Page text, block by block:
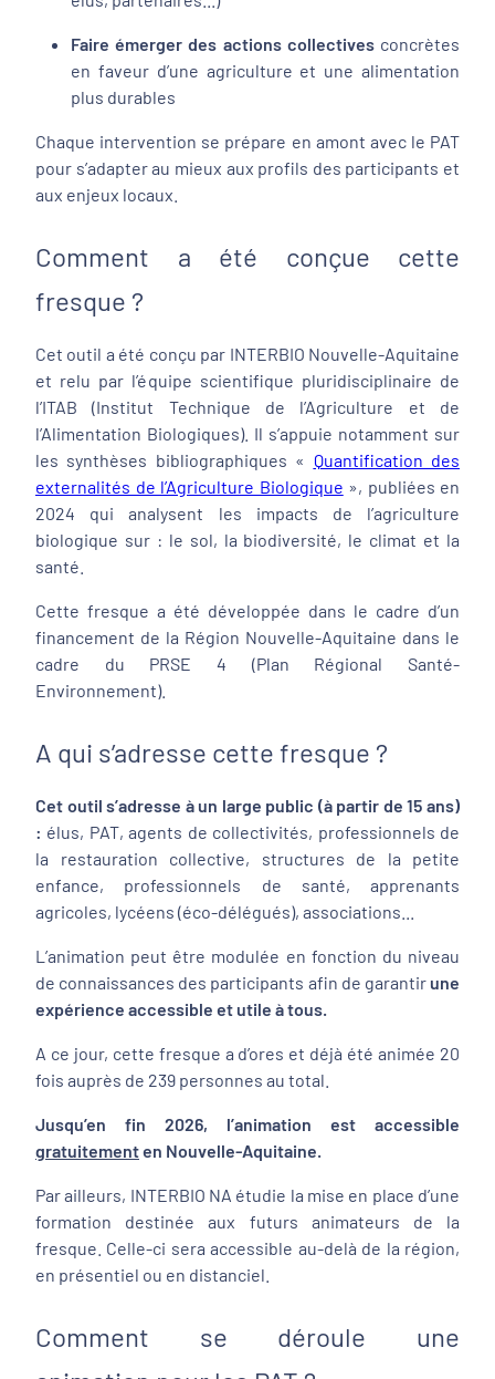
Faire émerger des actions collectives concrètes
en faveur d’une agriculture et une alimentation
plus durables
Chaque intervention se prépare en amont avec le PAT
pour s’adapter au mieux aux profils des participants et
aux enjeux locaux.
Comment a été conçue cette
fresque ?
Cet outil a été conçu par INTERBIO Nouvelle-Aquitaine
et relu par l’équipe scientifique pluridisciplinaire de
l’ITAB (Institut Technique de l’Agriculture et de
l’Alimentation Biologiques). Il s’appuie notamment sur
les synthèses bibliographiques « Quantification des
externalités de l’Agriculture Biologique », publiées en
2024 qui analysent les impacts de l’agriculture
biologique sur : le sol, la biodiversité, le climat et la
santé.
Cette fresque a été développée dans le cadre d’un
financement de la Région Nouvelle-Aquitaine dans le
cadre du PRSE 4 (Plan Régional Santé-
Environnement).
A qui s’adresse cette fresque ?
Cet outil s’adresse à un large public (à partir de 15 ans)
: élus, PAT, agents de collectivités, professionnels de
la restauration collective, structures de la petite
enfance, professionnels de santé, apprenants
agricoles, lycéens (éco-délégués), associations...
L’animation peut être modulée en fonction du niveau
de connaissances des participants afin de garantir une
expérience accessible et utile à tous.
A ce jour, cette fresque a d’ores et déjà été animée 20
fois auprès de 239 personnes au total.
Jusqu’en fin 2026, l’animation est accessible
gratuitementen Nouvelle-Aquitaine.
Par ailleurs, INTERBIO NA étudie la mise en place d’une
formation destinée aux futurs animateurs de la
fresque. Celle-ci sera accessible au-delà de la région,
en présentiel ou en distanciel.
Comment se déroule une